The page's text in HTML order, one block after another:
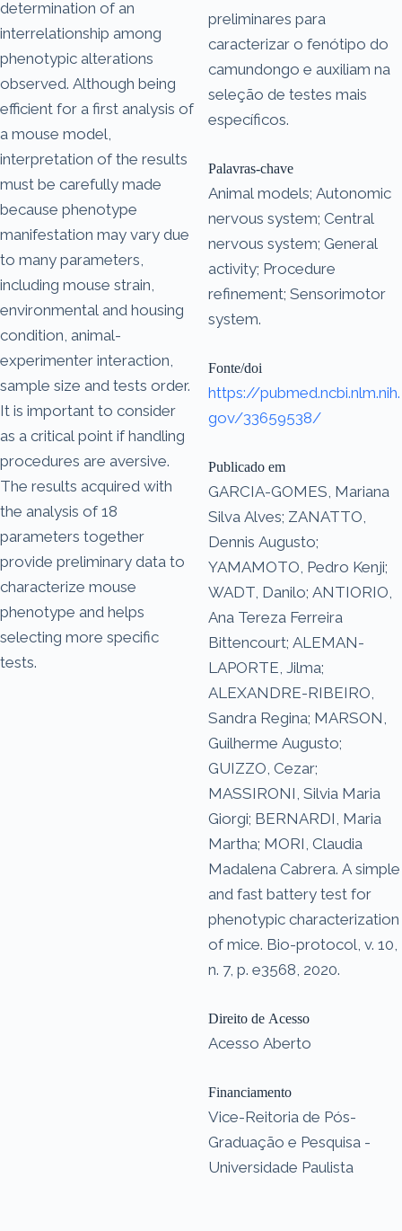
determination of an
interrelationship among
phenotypic alterations
observed. Although being
efficient for a first analysis of
a mouse model,
interpretation of the results
must be carefully made
because phenotype
manifestation may vary due
to many parameters,
including mouse strain,
environmental and housing
condition, animal-
experimenter interaction,
sample size and tests order.
It is important to consider
as a critical point if handling
procedures are aversive.
The results acquired with
the analysis of 18
parameters together
provide preliminary data to
characterize mouse
phenotype and helps
selecting more specific
tests.
preliminares para
caracterizar o fenótipo do
camundongo e auxiliam na
seleção de testes mais
específicos.
Palavras-chave
Animal models; Autonomic
nervous system; Central
nervous system; General
activity; Procedure
refinement; Sensorimotor
system.
Fonte/doi
https://pubmed.ncbi.nlm.nih.
gov/33659538/
Publicado em
GARCIA-GOMES, Mariana
Silva Alves; ZANATTO,
Dennis Augusto;
YAMAMOTO, Pedro Kenji;
WADT, Danilo; ANTIORIO,
Ana Tereza Ferreira
Bittencourt; ALEMAN-
LAPORTE, Jilma;
ALEXANDRE-RIBEIRO,
Sandra Regina; MARSON,
Guilherme Augusto;
GUIZZO, Cezar;
MASSIRONI, Silvia Maria
Giorgi; BERNARDI, Maria
Martha; MORI, Claudia
Madalena Cabrera. A simple
and fast battery test for
phenotypic characterization
of mice. Bio-protocol, v. 10,
n. 7, p. e3568, 2020.
Direito de Acesso
Acesso Aberto
Financiamento
Vice-Reitoria de Pós-
Graduação e Pesquisa -
Universidade Paulista